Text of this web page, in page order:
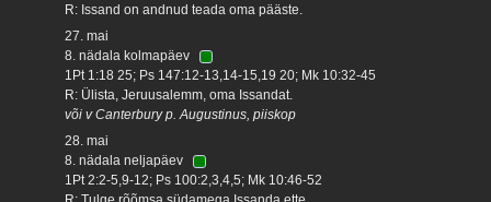
R: Issand on andnud teada oma pääste.
27. mai
8. nädala kolmapäev
1Pt 1:18 25; Ps 147:12-13,14-15,19 20; Mk 10:32-45
R: Ülista, Jeruusalemm, oma Issandat.
või v Canterbury p. Augustinus, piiskop
28. mai
8. nädala neljapäev
1Pt 2:2-5,9-12; Ps 100:2,3,4,5; Mk 10:46-52